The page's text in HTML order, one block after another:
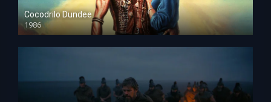
Cocodrilo Dundee
1986
HD 1080p